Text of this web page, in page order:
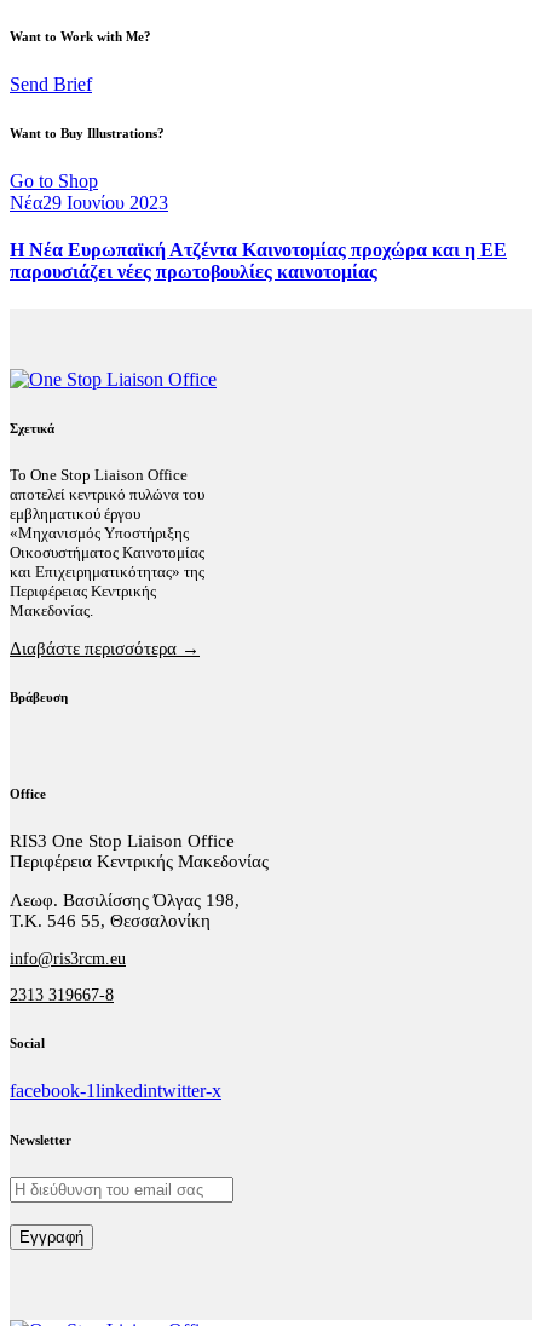
Want to Work with Me?
Send Brief
Want to Buy Illustrations?
Go to Shop
Νέα29 Ιουνίου 2023
Η Νέα Ευρωπαϊκή Ατζέντα Καινοτομίας προχώρα και η ΕΕ
παρουσιάζει νέες πρωτοβουλίες καινοτομίας
Σχετικά
Το One Stop Liaison Office
αποτελεί κεντρικό πυλώνα του
εμβληματικού έργου
«Μηχανισμός Υποστήριξης
Οικοσυστήματος Καινοτομίας
και Επιχειρηματικότητας» της
Περιφέρειας Κεντρικής
Μακεδονίας.
Διαβάστε περισσότερα →
Βράβευση
Office
RIS3 One Stop Liaison Office
Περιφέρεια Κεντρικής Μακεδονίας
Λεωφ. Βασιλίσσης Όλγας 198,
Τ.Κ. 546 55, Θεσσαλονίκη
info@ris3rcm.eu
2313 319667-8
Social
facebook-1linkedintwitter-x
Newsletter
Εγγραφή